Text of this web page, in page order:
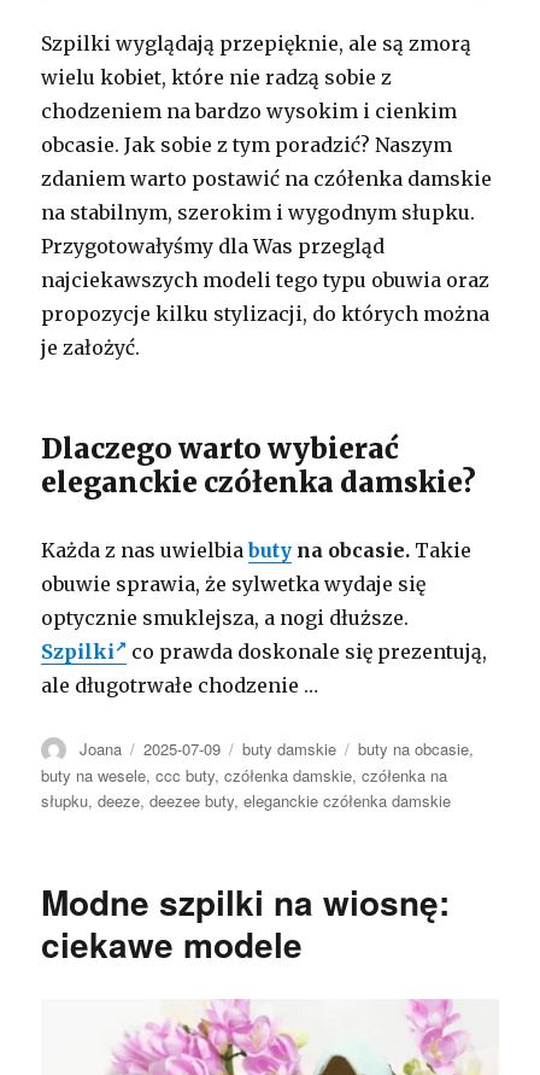
Szpilki wyglądają przepięknie, ale są zmorą
wielu kobiet, które nie radzą sobie z
chodzeniem na bardzo wysokim i cienkim
obcasie. Jak sobie z tym poradzić? Naszym
zdaniem warto postawić na czółenka damskie
na stabilnym, szerokim i wygodnym słupku.
Przygotowałyśmy dla Was przegląd
najciekawszych modeli tego typu obuwia oraz
propozycje kilku stylizacji, do których można
je założyć.
Dlaczego warto wybierać
eleganckie czółenka damskie?
Każda z nas uwielbiabuty na obcasie. Takie
obuwie sprawia, że sylwetka wydaje się
optycznie smuklejsza, a nogi dłuższe.
Szpilki
co prawda doskonale się prezentują,
ale długotrwałe chodzenie …
Autor
Joana Opublikowano
2025-07-09 Kategorie
buty damskie Tagi
buty na obcasie,
buty na wesele,ccc buty,czółenka damskie,czółenka na
słupku,deeze,deezee buty,eleganckie czółenka damskie
Modne szpilki na wiosnę:
ciekawe modele